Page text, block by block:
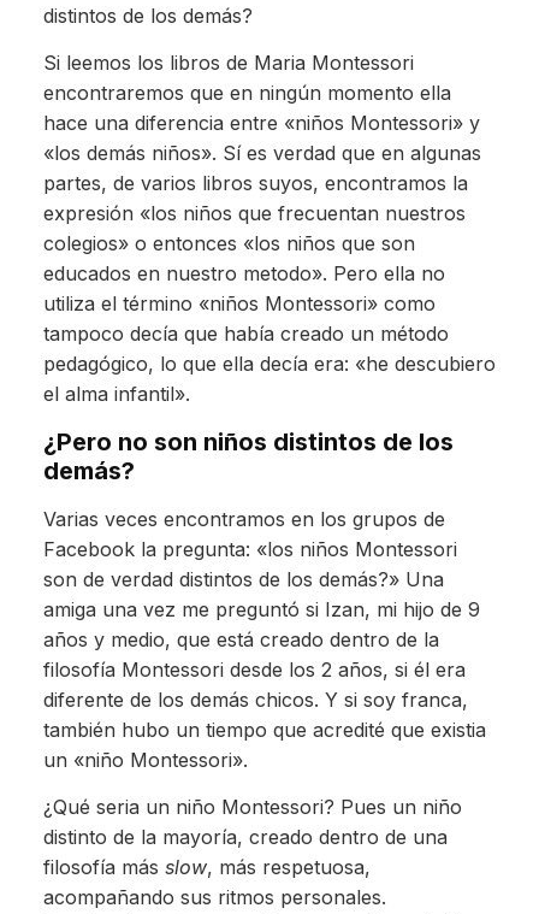
distintos de los demás?
Si leemos los libros de Maria Montessori
encontraremos que en ningún momento ella
hace una diferencia entre «niños Montessori» y
«los demás niños». Sí es verdad que en algunas
partes, de varios libros suyos, encontramos la
expresión «los niños que frecuentan nuestros
colegios» o entonces «los niños que son
educados en nuestro metodo». Pero ella no
utiliza el término «niños Montessori» como
tampoco decía que había creado un método
pedagógico, lo que ella decía era: «he descubiero
el alma infantil».
¿Pero no son niños distintos de los
demás?
Varias veces encontramos en los grupos de
Facebook la pregunta: «los niños Montessori
son de verdad distintos de los demás?» Una
amiga una vez me preguntó si Izan, mi hijo de 9
años y medio, que está creado dentro de la
filosofía Montessori desde los 2 años, si él era
diferente de los demás chicos. Y si soy franca,
también hubo un tiempo que acredité que existia
un «niño Montessori».
¿Qué seria un niño Montessori? Pues un niño
distinto de la mayoría, creado dentro de una
filosofía más slow, más respetuosa,
acompañando sus ritmos personales.